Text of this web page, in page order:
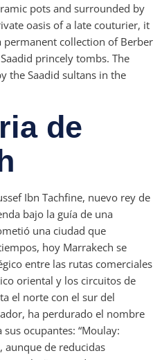
pots and surrounded by
oasis of a late couturier, it
collection of Berber
princely tombs. The
the Saadid sultans in the
de
Ibn Tachfine, nuevo rey de
bajo la guía de una
una ciudad que
hoy Marrakech se
entre las rutas comerciales
oriental y los circuitos de
el norte con el sur del
ha perdurado el nombre
ocupantes: “Moulay:
aunque de reducidas